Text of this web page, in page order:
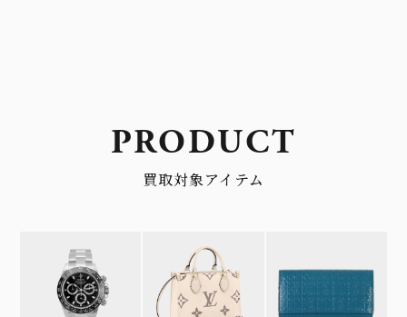
PRODUCT
買取対象アイテム